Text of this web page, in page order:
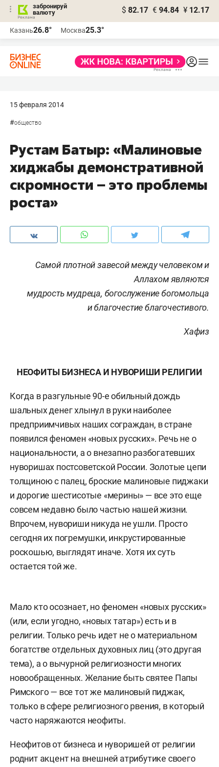
забронируй
валюту
$ 82.17 € 94.84 ¥ 12.17
Казань26.8° Москва25.3°
15 февраля 2014
#общество
Рустам Батыр: «Малиновые
хиджабы демонстративной
скромности – это проблемы
роста»
Самой плотной завесой между человеком и
Аллахом являются
мудрость мудреца, богослужение богомольца
и благочестие благочестивого.
Хафиз
НЕОФИТЫ БИЗНЕСА И НУВОРИШИ РЕЛИГИИ
Когда в разгульные 90-е обильный дождь
шальных денег хлынул в руки наиболее
предприимчивых наших сограждан, в стране
появился феномен «новых русских». Речь не о
национальности, а о внезапно разбогатевших
нуворишах постсоветской России. Золотые цепи
толщиною с палец, броские малиновые пиджаки
и дорогие шестисотые «мерины» — все это еще
совсем недавно было частью нашей жизни.
Впрочем, нувориши никуда не ушли. Просто
сегодня их погремушки, инкрустированные
роскошью, выглядят иначе. Хотя их суть
остается той же.
Мало кто осознает, но феномен «новых русских»
(или, если угодно, «новых татар») есть и в
религии. Только речь идет не о материальном
богатстве отдельных духовных лиц (это другая
тема), а о вычурной религиозности многих
новообращенных. Желание быть святее Папы
Римского — все тот же малиновый пиджак,
только в сфере религиозного рвения, в который
часто наряжаются неофиты.
Неофитов от бизнеса и нуворишей от религии
роднит акцент на внешней атрибутике своего